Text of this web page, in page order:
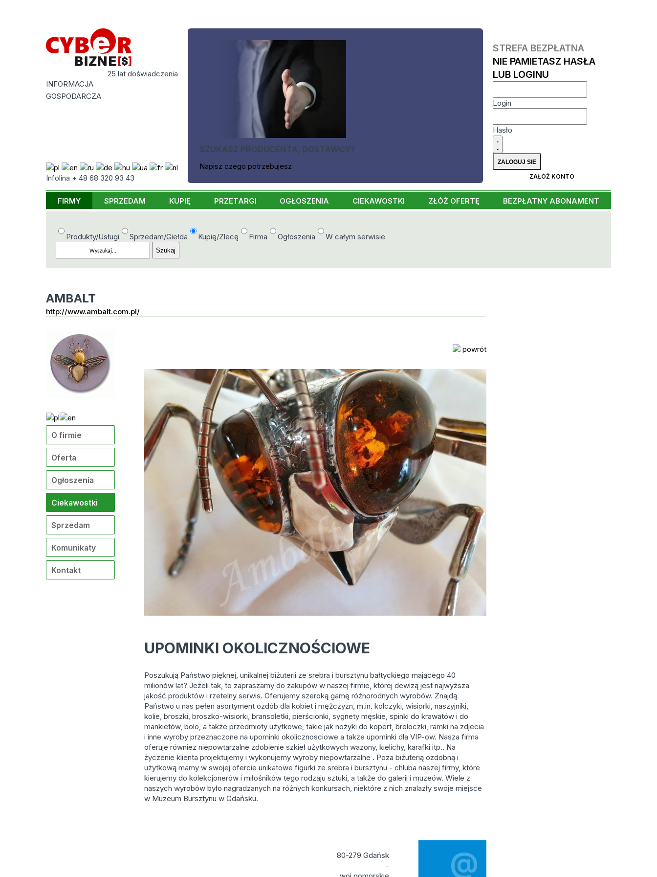
25 lat doświadczenia
INFORMACJA
GOSPODARCZA
Infolina + 48 68 320 93 43
SZUKASZ PRODUCENTA, DOSTAWCY?
Napisz czego potrzebujesz
STREFA BEZPŁATNA
NIE PAMIETASZ HASŁA
LUB LOGINU
Login
Hasło
ZAŁÓŻ KONTO
FIRMY SPRZEDAM KUPIĘ PRZETARGI OGŁOSZENIA CIEKAWOSTKI ZŁÓŻ OFERTĘ BEZPŁATNY ABONAMENT
Produkty/Usługi Sprzedam/Giełda Kupię/Zlecę Firma Ogłoszenia W całym serwisie
AMBALT
http://www.ambalt.com.pl/
O firmie
Oferta
Ogłoszenia
Ciekawostki
Sprzedam
Komunikaty
Kontakt
powrót
UPOMINKI OKOLICZNOŚCIOWE
Poszukują Państwo pięknej, unikalnej biżuterii ze srebra i bursztynu bałtyckiego mającego 40
milionów lat? Jeżeli tak, to zapraszamy do zakupów w naszej firmie, której dewizą jest najwyższa
jakość produktów i rzetelny serwis. Oferujemy szeroką gamę różnorodnych wyrobów. Znajdą
Państwo u nas pełen asortyment ozdób dla kobiet i mężczyzn, m.in. kolczyki, wisiorki, naszyjniki,
kolie, broszki, broszko-wisiorki, bransoletki, pierścionki, sygnety męskie, spinki do krawatów i do
mankietów, bolo, a także przedmioty użytkowe, takie jak nożyki do kopert, breloczki, ramki na zdjecia
i inne wyroby przeznaczone na upominki okolicznosciowe a takze upominki dla VIP-ow. Nasza firma
oferuje równiez niepowtarzalne zdobienie szkieł użytkowych wazony, kielichy, karafki itp.. Na
życzenie klienta projektujemy i wykonujemy wyroby niepowtarzalne . Poza biżuterią ozdobną i
użytkową mamy w swojej ofercie unikatowe figurki ze srebra i bursztynu - chluba naszej firmy, które
kierujemy do kolekcjonerów i miłośników tego rodzaju sztuki, a także do galerii i muzeów. Wiele z
naszych wyrobów było nagradzanych na różnych konkursach, niektóre z nich znalazły swoje miejsce
w Muzeum Bursztynu w Gdańsku.
80-279 Gdańsk
-
@